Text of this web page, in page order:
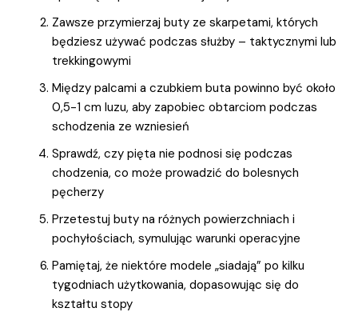
Zawsze przymierzaj buty ze skarpetami, których
będziesz używać podczas służby – taktycznymi lub
trekkingowymi
Między palcami a czubkiem buta powinno być około
0,5-1 cm luzu, aby zapobiec obtarciom podczas
schodzenia ze wzniesień
Sprawdź, czy pięta nie podnosi się podczas
chodzenia, co może prowadzić do bolesnych
pęcherzy
Przetestuj buty na różnych powierzchniach i
pochyłościach, symulując warunki operacyjne
Pamiętaj, że niektóre modele „siadają” po kilku
tygodniach użytkowania, dopasowując się do
kształtu stopy